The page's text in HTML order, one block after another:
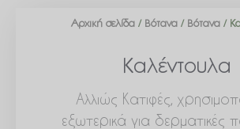
Αρχική σελίδα / Βότανα / Βότανα /
Καλέντουλα
Αλλιώς Κατιφές,
εξωτερικά για δερματικές